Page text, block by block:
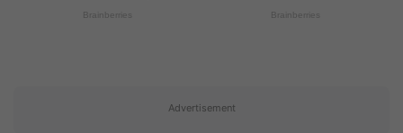
Brainberries Brainberries
Advertisement